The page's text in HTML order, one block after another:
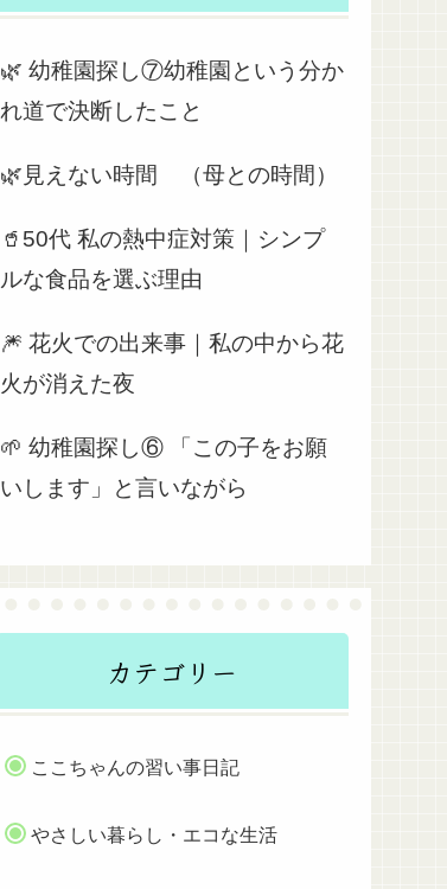
🌿 幼稚園探し⑦幼稚園という分か
れ道で決断したこと
🌿見えない時間 （母との時間）
🥤50代 私の熱中症対策｜シンプ
ルな食品を選ぶ理由
🎆 花火での出来事｜私の中から花
火が消えた夜
🌱 幼稚園探し⑥ 「この子をお願
いします」と言いながら
カテゴリー
ここちゃんの習い事日記
やさしい暮らし・エコな生活